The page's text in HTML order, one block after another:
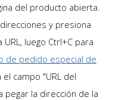
del producto abierta.
y presiona
luego Ctrl+C para
de pedido especial de
campo "URL del
pegar la dirección de la